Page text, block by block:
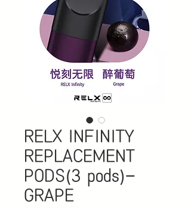
RELX INFINITY
REPLACEMENT
PODS(3 pods)-
GRAPE